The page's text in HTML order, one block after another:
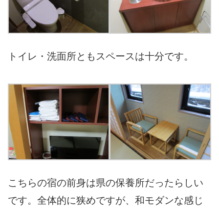
トイレ・洗面所ともスペースは十分です。
こちらの宿の前身は県の保養所だったらしい
です。全体的に狭めですが、和モダンな感じ